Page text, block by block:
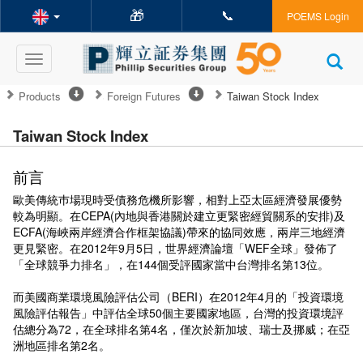
🎁 📞 POEMS Login
Toggle
navigation
Products Foreign Futures Taiwan Stock Index
Taiwan Stock Index
前言
歐美傳統巿場現時受債務危機所影響，相對上亞太區經濟發展優勢
較為明顯。在CEPA(內地與香港關於建立更緊密經貿關系的安排)及
ECFA(海峽兩岸經濟合作框架協議)帶來的協同效應，兩岸三地經濟
更見緊密。在2012年9月5日，世界經濟論壇「WEF全球」發佈了
「全球競爭力排名」，在144個受評國家當中台灣排名第13位。
而美國商業環境風險評估公司（BERI）在2012年4月的「投資環境
風險評估報告」中評估全球50個主要國家地區，台灣的投資環境評
估總分為72，在全球排名第4名，僅次於新加坡、瑞士及挪威；在亞
洲地區排名第2名。